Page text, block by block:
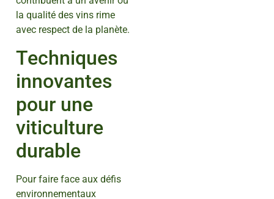
la qualité des vins rime
avec respect de la planète.
Techniques
innovantes
pour une
viticulture
durable
Pour faire face aux défis
environnementaux